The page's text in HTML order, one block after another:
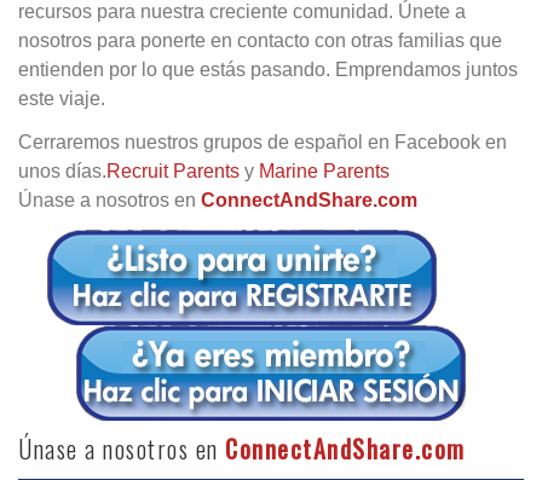
recursos para nuestra creciente comunidad. Únete a
nosotros para ponerte en contacto con otras familias que
entienden por lo que estás pasando. Emprendamos juntos
este viaje.
Cerraremos nuestros grupos de español en Facebook en
unos días.Recruit Parents y Marine Parents
Únase a nosotros en ConnectAndShare.com
Únase a nosotros en ConnectAndShare.com